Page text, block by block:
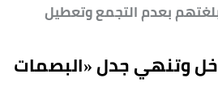
وأبلغتهم بعدم التجمع وتعطيل
وتنهي جدل «البصمات